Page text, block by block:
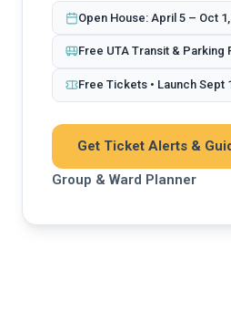
Open House: April 5 – Oct
Free UTA Transit & Parking
Free Tickets • Launch Sept
Get Ticket Alerts &
Group & Ward Planner